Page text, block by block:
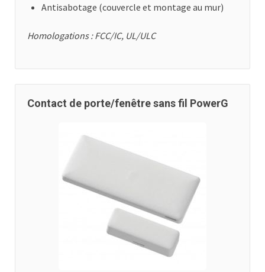
Antisabotage (couvercle et montage au mur)
Homologations : FCC/IC, UL/ULC
Contact de porte/fenêtre sans fil PowerG